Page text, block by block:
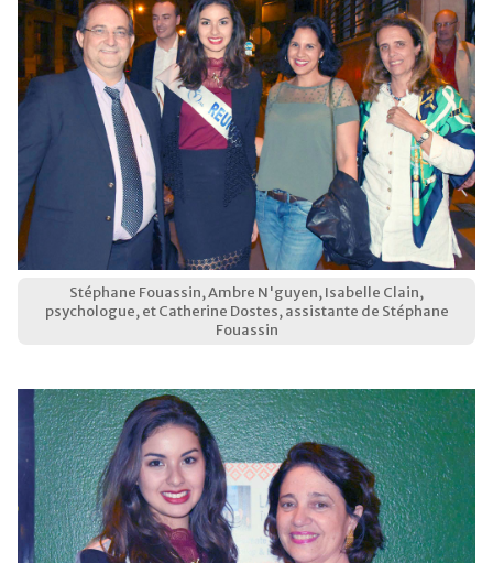
Stéphane Fouassin, Ambre N'guyen, Isabelle Clain,
psychologue, et Catherine Dostes, assistante de Stéphane
Fouassin